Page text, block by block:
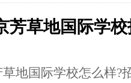
芳草地国际学
地国际学校怎么样?